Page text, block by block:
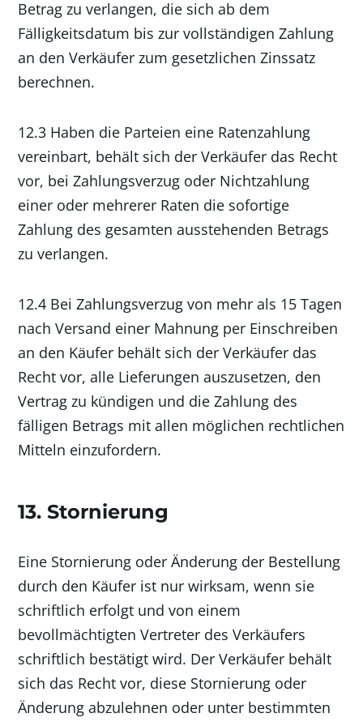
Betrag zu verlangen, die sich ab dem
Fälligkeitsdatum bis zur vollständigen Zahlung
an den Verkäufer zum gesetzlichen Zinssatz
berechnen.
12.3 Haben die Parteien eine Ratenzahlung
vereinbart, behält sich der Verkäufer das Recht
vor, bei Zahlungsverzug oder Nichtzahlung
einer oder mehrerer Raten die sofortige
Zahlung des gesamten ausstehenden Betrags
zu verlangen.
12.4 Bei Zahlungsverzug von mehr als 15 Tagen
nach Versand einer Mahnung per Einschreiben
an den Käufer behält sich der Verkäufer das
Recht vor, alle Lieferungen auszusetzen, den
Vertrag zu kündigen und die Zahlung des
fälligen Betrags mit allen möglichen rechtlichen
Mitteln einzufordern.
13. Stornierung
Eine Stornierung oder Änderung der Bestellung
durch den Käufer ist nur wirksam, wenn sie
schriftlich erfolgt und von einem
bevollmächtigten Vertreter des Verkäufers
schriftlich bestätigt wird. Der Verkäufer behält
sich das Recht vor, diese Stornierung oder
Änderung abzulehnen oder unter bestimmten